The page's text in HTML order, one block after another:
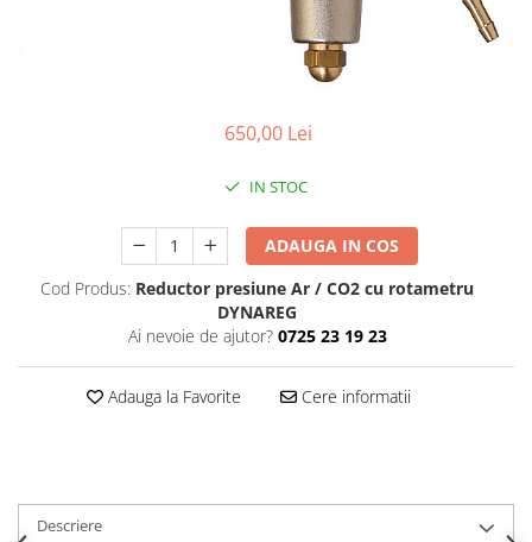
650,00 Lei
IN STOC
ADAUGA IN COS
Cod Produs: Reductor presiune Ar / CO2 cu rotametru
DYNAREG
Ai nevoie de ajutor? 0725 23 19 23
Adauga la Favorite Cere informatii
Descriere